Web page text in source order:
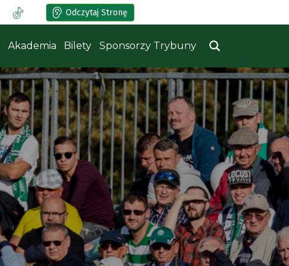
Odczytaj Stronę
Akademia Bilety Sponsorzy Trybuny